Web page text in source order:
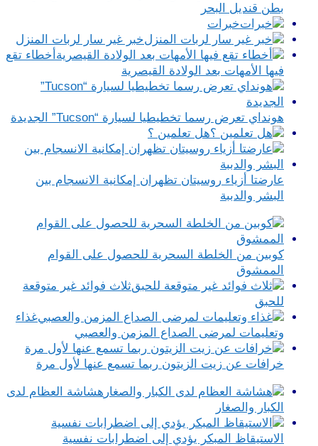
بطن قنديل البحر
خبرات
خبر غير سار لربات المنزل
أخطاء تقع
فيها الأمهات بعد الولادة القيصرية
هونداي تعرض رسما تخطيطيا لسيارة “Tucson” الجديدة
هل تعلمين ؟
عارضتا أزياء روسيتان تظهران إمكانية الانسجام بين
البشر والدببة
كوبين من الخلطة السحرية للحصول على القوام
الممشوق
ثلاث فوائد غير متوقعة
للحبق
غذاء
وتعليمات لمرضى الصداع المزمن والعصبي
خرافات عن زيت الزيتون ربما تسمع عنها لأول مرة
هشاشة العظام لدى
الكبار والصغار
الاستيقاظ المبكر يؤدي إلى اضطرابات نفسية